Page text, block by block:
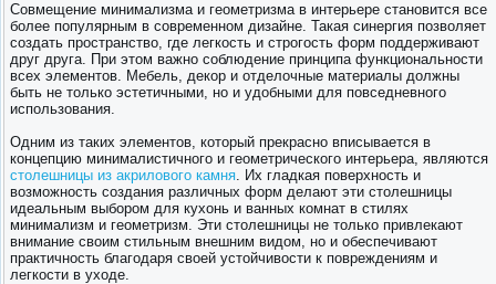
Совмещение минимализма и геометризма в интерьере становится все
более популярным в современном дизайне. Такая синергия позволяет
создать пространство, где легкость и строгость форм поддерживают
друг друга. При этом важно соблюдение принципа функциональности
всех элементов. Мебель, декор и отделочные материалы должны
быть не только эстетичными, но и удобными для повседневного
использования.
Одним из таких элементов, который прекрасно вписывается в
концепцию минималистичного и геометрического интерьера, являются
столешницы из акрилового камня. Их гладкая поверхность и
возможность создания различных форм делают эти столешницы
идеальным выбором для кухонь и ванных комнат в стилях
минимализм и геометризм. Эти столешницы не только привлекают
внимание своим стильным внешним видом, но и обеспечивают
практичность благодаря своей устойчивости к повреждениям и
легкости в уходе.